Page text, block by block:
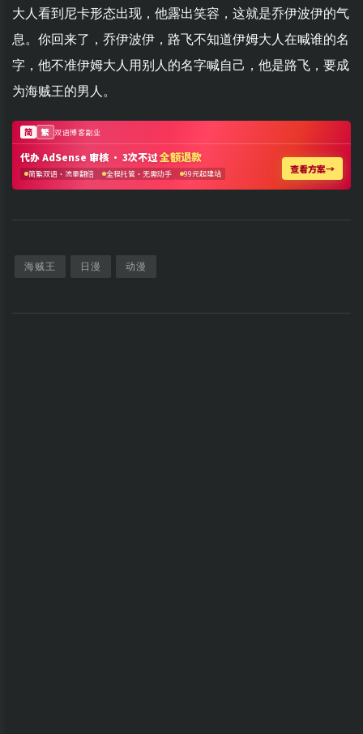
大人看到尼卡形态出现，他露出笑容，这就是乔伊波伊的气
息。你回来了，乔伊波伊，路飞不知道伊姆大人在喊谁的名
字，他不准伊姆大人用别人的名字喊自己，他是路飞，要成
为海贼王的男人。
海贼王 日漫 动漫